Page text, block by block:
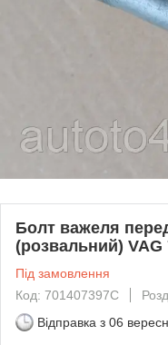
Болт важеля
(розвальний) VAG
Під замовлення
Код: 701407397C
Відправка з 06